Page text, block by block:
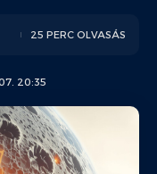
20:35
25 PERC OLVASÁS